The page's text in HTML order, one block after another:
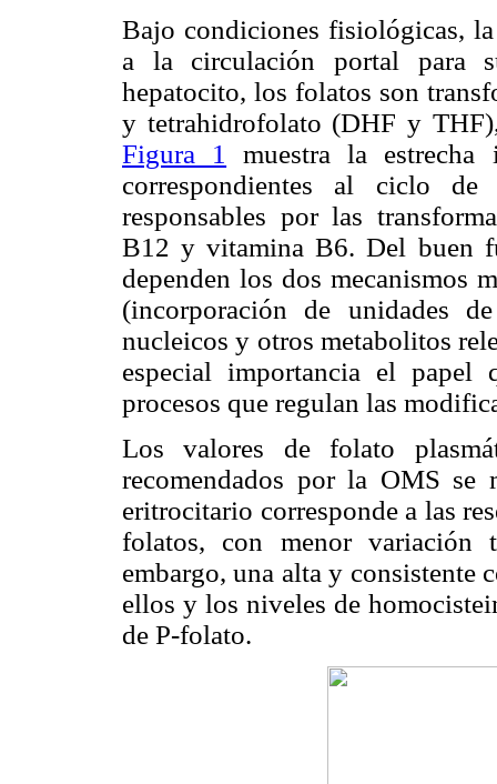
Bajo condiciones fisiológicas,
a la circulación portal para
hepatocito, los folatos son
y tetrahidrofolato (DHF y
Figura 1
muestra la estrecha
correspondientes al ciclo
responsables por las
B12 y vitamina B6. Del buen
dependen los dos mecanismos
(incorporación de unidades
nucleicos y otros metabolitos
especial importancia el
procesos que regulan las
Los valores de folato
recomendados por la OMS se
eritrocitario corresponde a las
folatos, con menor variación
embargo, una alta y consistente
ellos y los niveles de
de P-folato.